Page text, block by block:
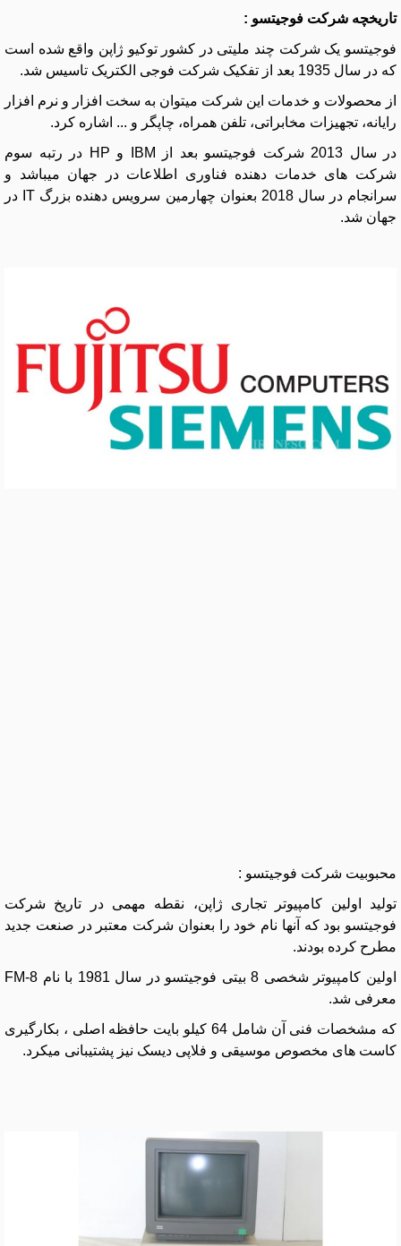
تاریخچه شرکت فوجیتسو :
فوجیتسو یک شرکت چند ملیتی در کشور توکیو ژاپن واقع شده است
که در سال 1935 بعد از تفکیک شرکت فوجی الکتریک تاسیس شد.
از محصولات و خدمات این شرکت میتوان به سخت افزار و نرم افزار
رایانه، تجهیزات مخابراتی، تلفن همراه، چاپگر و ... اشاره کرد.
در سال 2013 شرکت فوجیتسو بعد از IBM و HP در رتبه سوم
شرکت های خدمات دهنده فناوری اطلاعات در جهان میباشد و
سرانجام در سال 2018 بعنوان چهارمین سرویس دهنده بزرگ IT در
جهان شد.
محبوبیت شرکت فوجیتسو :
تولید اولین کامپیوتر تجاری ژاپن، نقطه مهمی در تاریخ شرکت
فوجیتسو بود که آنها نام خود را بعنوان شرکت معتبر در صنعت جدید
مطرح کرده بودند.
اولین کامپیوتر شخصی 8 بیتی فوجیتسو در سال 1981 با نام FM-8
معرفی شد.
که مشخصات فنی آن شامل 64 کیلو بایت حافظه اصلی ، بکارگیری
کاست های مخصوص موسیقی و فلاپی دیسک نیز پشتیبانی میکرد.